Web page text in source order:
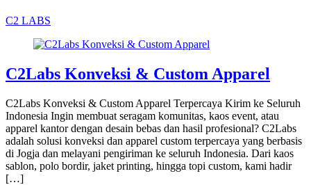
C2 LABS
C2Labs Konveksi & Custom Apparel
C2Labs Konveksi & Custom Apparel Terpercaya Kirim ke Seluruh
Indonesia Ingin membuat seragam komunitas, kaos event, atau
apparel kantor dengan desain bebas dan hasil profesional? C2Labs
adalah solusi konveksi dan apparel custom terpercaya yang berbasis
di Jogja dan melayani pengiriman ke seluruh Indonesia. Dari kaos
sablon, polo bordir, jaket printing, hingga topi custom, kami hadir
[…]